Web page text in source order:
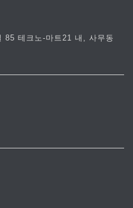
85 테크노-마트21 내, 사무동